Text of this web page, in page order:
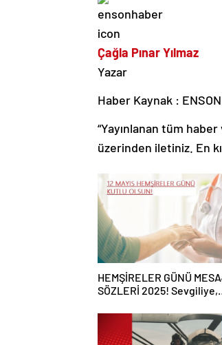
Çağla Pınar Yılmaz
Yazar
Haber Kaynak :
“Yayınlanan tüm
üzerinden iletiniz. En
HEMŞİRELER GÜNÜ
SÖZLERİ 2025! Sevgiliye,
Hemşireler Günü ile ilgili